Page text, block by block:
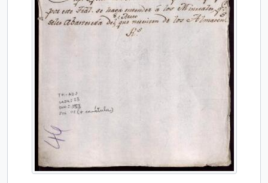
[Unidad documental simple] Copias de recursos
[Unidad documental simple] Hoja suelta
[Unidad documental simple] Cumplimiento de real orden
[Unidad documental simple] Reconocimiento de hacienda
[Unidad documental simple] Establecimiento de diputación
[Unidad documental simple] Matricula de mineros
[Unidad documental simple] Cuentas del real en marco
[Unidad documental simple] Renuncia
[Unidad documental simple] Cumplimiento de real orden
[Unidad documental simple] Remisión de expediente
[Unidad documental simple] Pago de azogue
[Unidad documental simple] Remisión de autos
[Unidad documental simple] Competencia de jurisdicción